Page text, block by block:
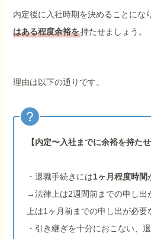
内定後に入社時期を決めることにな
はある程度余裕を持たせましょう。
理由は以下の通りです。
【内定〜入社までに余裕を持たせ
・退職手続きには1ヶ月程度時間
→法律上は2週間前までの申し出
上は1ヶ月前までの申し出が必
・引き継ぎを十分におこない、